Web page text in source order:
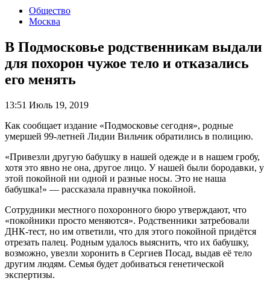
Общество
Москва
В Подмосковье родственникам выдали
для похорон чужое тело и отказались
его менять
13:51 Июль 19, 2019
Как сообщает издание «Подмосковье сегодня», родные
умершей 99-летней Лидии Вильчик обратились в полицию.
«Привезли другую бабушку в нашей одежде и в нашем гробу,
хотя это явно не она, другое лицо. У нашей были бородавки, у
этой покойной ни одной и разные носы. Это не наша
бабушка!» — рассказала правнучка покойной.
Сотрудники местного похоронного бюро утверждают, что
«покойники просто меняются». Родственники затребовали
ДНК-тест, но им ответили, что для этого покойной придётся
отрезать палец. Родным удалось выяснить, что их бабушку,
возможно, увезли хоронить в Сергиев Посад, выдав её тело
другим людям. Семья будет добиваться генетической
экспертизы.